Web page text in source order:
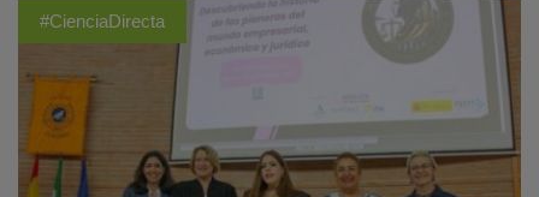
#CienciaDirecta